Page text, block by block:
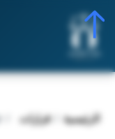
الرئيسية قرارات